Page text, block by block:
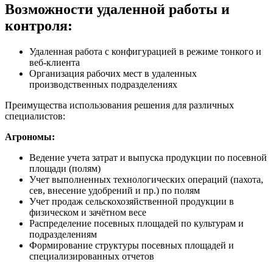
Возможности удаленной работы и
контроля:
Удаленная работа с конфигурацией в режиме тонкого и
веб-клиента
Организация рабочих мест в удаленных
производственных подразделениях
Преимущества использования решения для различных
специалистов:
Агрономы:
Ведение учета затрат и выпуска продукции по посевной
площади (полям)
Учет выполненных технологических операций (пахота,
сев, внесение удобрений и пр.) по полям
Учет продаж сельскохозяйственной продукции в
физическом и зачётном весе
Распределение посевных площадей по культурам и
подразделениям
Формирование структуры посевных площадей и
специализированных отчетов